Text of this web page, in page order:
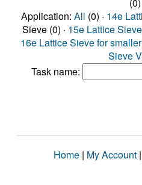
Application: All (0) · 14e
Sieve (0) · 15e Lattice
16e Lattice Sieve for
Sieve
Task name:
Home | My Account |